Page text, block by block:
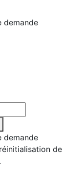
demande
demande
de